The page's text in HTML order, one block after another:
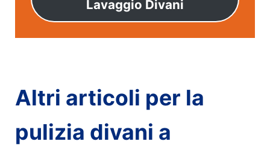
Lavaggio Divani
Altri articoli per la
pulizia divani a